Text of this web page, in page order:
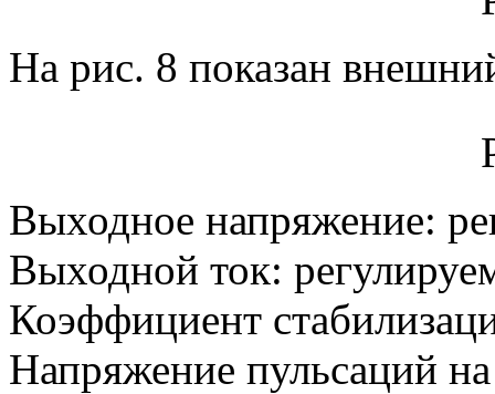
На рис. 8 показан
Выходное напряжение:
Выходной ток:
Коэффициент
Напряжение пульсаций